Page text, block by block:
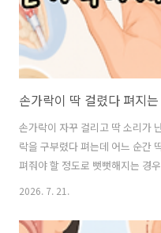
손가락이 딱 걸렸다 펴지
손가락이 자꾸 걸리고 딱 소리가
락을 구부렸다 펴는데 어느 순간
펴줘야 할 정도로 뻣뻣해지는 경
손가락이 잘 펴지지 않다가 몇 번
된다면 방아쇠수지를 의심해볼
2026. 7. 21.